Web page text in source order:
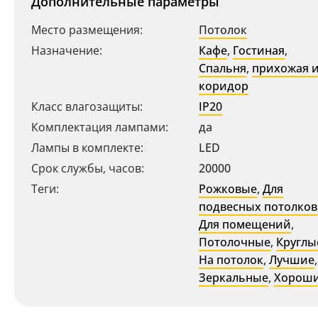
Ваш регион:Москва
+7 (800) 775-63-32 - бесплатно по России
- бесплатная доставка
Место размещения:
Потолок
Назначение:
Кафе, Гостиная,
Спальня, прихожая и
коридор
Класс влагозащиты:
IP20
Комплектация лампами:
да
Лампы в комплекте:
LED
Срок службы, часов:
20000
Теги:
Рожковые, Для
подвесных потолков
Для помещений,
Потолочные,
На потолок, Лучшие,
Зеркальные,